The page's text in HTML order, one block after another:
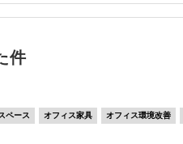
件
ペース オフィス家具 オフィス環境改善